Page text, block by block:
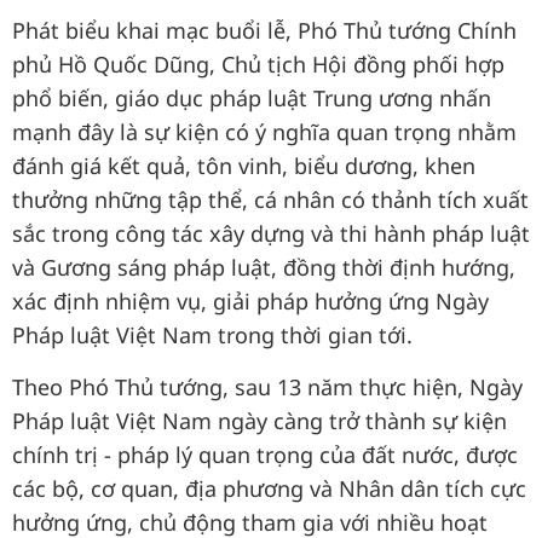
Phát biểu khai mạc buổi lễ, Phó Thủ tướng Chính
phủ Hồ Quốc Dũng, Chủ tịch Hội đồng phối hợp
phổ biến, giáo dục pháp luật Trung ương nhấn
mạnh đây là sự kiện có ý nghĩa quan trọng nhằm
đánh giá kết quả, tôn vinh, biểu dương, khen
thưởng những tập thể, cá nhân có thảnh tích xuất
sắc trong công tác xây dựng và thi hành pháp luật
và Gương sáng pháp luật, đồng thời định hướng,
xác định nhiệm vụ, giải pháp hưởng ứng Ngày
Pháp luật Việt Nam trong thời gian tới.
Theo Phó Thủ tướng, sau 13 năm thực hiện, Ngày
Pháp luật Việt Nam ngày càng trở thành sự kiện
chính trị - pháp lý quan trọng của đất nước, được
các bộ, cơ quan, địa phương và Nhân dân tích cực
hưởng ứng, chủ động tham gia với nhiều hoạt